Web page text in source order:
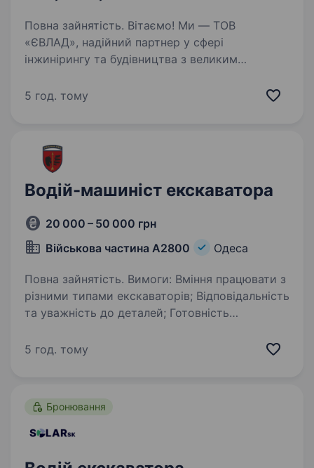
Повна зайнятість. Вітаємо! Ми — ТОВ
«ЄВЛАД», надійний партнер у сфері
інжинірингу та будівництва з великим
та модернізації об'єктів. Запрошуємо
5 год. тому
Водій-машиніст екскаватора
20 000 – 50 000 грн
Військова частина А2800
Одеса
Повна зайнятість. Вимоги: Вміння працювати з
різними типами екскаваторів; Відповідальність
та уважність до деталей; Готовність
працевлаштування; Гідні умови праці
5 год. тому
Бронювання